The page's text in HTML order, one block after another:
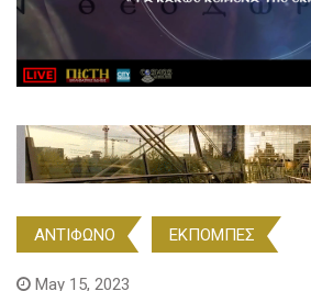
ΑΝΤΙΦΩΝΟ ΕΚΠΟΜΠΕΣ
May 15, 2023